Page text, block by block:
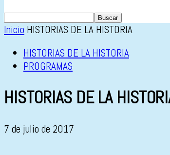
Inicio HISTORIAS DE LA HISTORIA
HISTORIAS DE LA HISTORIA
PROGRAMAS
HISTORIAS DE LA
7 de julio de 2017